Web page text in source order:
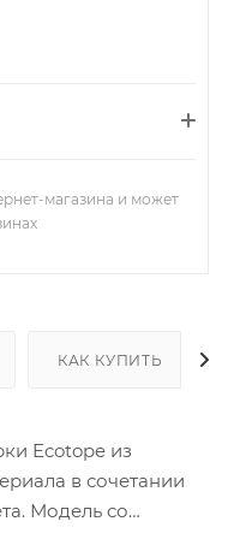
магазина и может
КАК КУПИТЬ
Ecotope из
в сочетании
Модель со